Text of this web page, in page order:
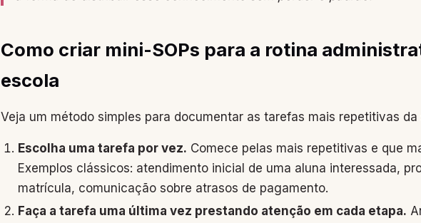
Como criar mini-SOPs para a rotina
escola
Veja um método simples para documentar as tarefas mais repetitivas da
Escolha uma tarefa por vez. Comece pelas mais repetitivas e que
Exemplos clássicos: atendimento inicial de uma aluna interessada,
matrícula, comunicação sobre atrasos de pagamento.
Faça a tarefa uma última vez prestando atenção em cada etapa.